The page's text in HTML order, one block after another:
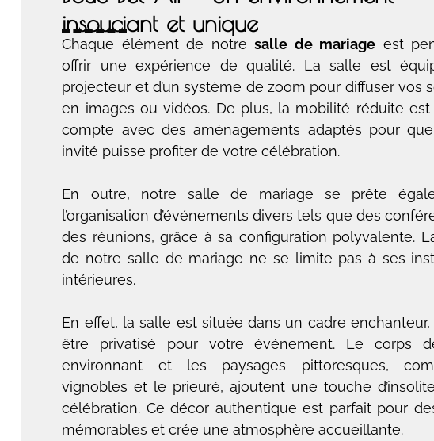
insouciant et unique
Chaque élément de notresalle de mariage est
offrir une expérience de qualité. La salle est
projecteur et d’un système de zoom pour diffuser vos
en images ou vidéos. De plus, la mobilité réduite est
compte avec des aménagements adaptés pour
invité puisse profiter de votre célébration.
En outre, notre salle de mariage se prête
l’organisation d’événements divers tels que des
des réunions, grâce à sa configuration polyvalente.
de notre salle de mariage ne se limite pas à ses
intérieures.
En effet, la salle est située dans un cadre
être privatisé pour votre événement. Le corps
environnant et les paysages pittoresques,
vignobles et le prieuré, ajoutent une touche
célébration. Ce décor authentique est parfait pour
mémorables et crée une atmosphère accueillante.